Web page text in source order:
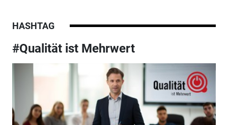
HASHTAG
#Qualität ist Mehrwert